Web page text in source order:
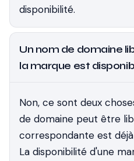
disponibilité.
Un nom de domaine
la marque est
Non, ce sont deux
de domaine peut être
correspondante est
La disponibilité d'une